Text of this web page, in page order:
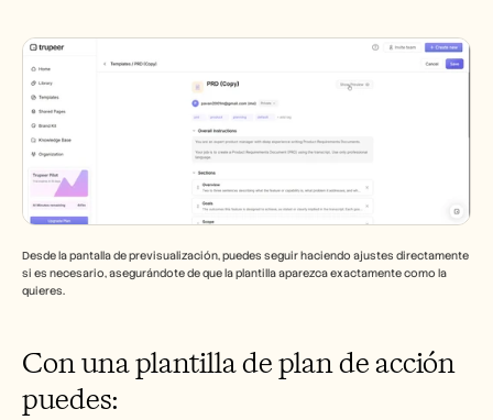
Desde la pantalla de previsualización, puedes seguir haciendo ajustes directamente
si es necesario, asegurándote de que la plantilla aparezca exactamente como la
quieres.
Con una plantilla de plan de acción
puedes: